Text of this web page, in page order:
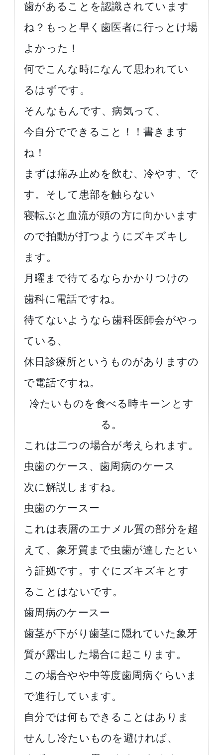
歯があることを認識されています
ね？もっと早く歯医者に行っとけ場
よかった！
何でこんな時になんて思われてい
るはずです。
そんなもんです、病気って、
今自分でできること！！書きます
ね！
まずは痛み止めを飲む、冷やす、で
す。そして患部を触らない
寝転ぶと血流が頭の方に向かいます
ので拍動が打つようにズキズキし
ます。
月曜まで待てるならかかりつけの
歯科に電話ですね。
待てないようなら歯科医師会がやっ
ている、
休日診療所というものがありますの
で電話ですね。
冷たいものを食べる時キーンとす
る。
これは二つの場合が考えられます。
虫歯のケース、歯周病のケース
次に解説しますね。
虫歯のケースー
これは表層のエナメル質の部分を超
えて、象牙質まで虫歯が達したとい
う証拠です。すぐにズキズキとす
ることはないです。
歯周病のケースー
歯茎が下がり歯茎に隠れていた象牙
質が露出した場合に起こります。
この場合やや中等度歯周病ぐらいま
で進行しています。
自分では何もできることはありま
せんし冷たいものを避ければ、